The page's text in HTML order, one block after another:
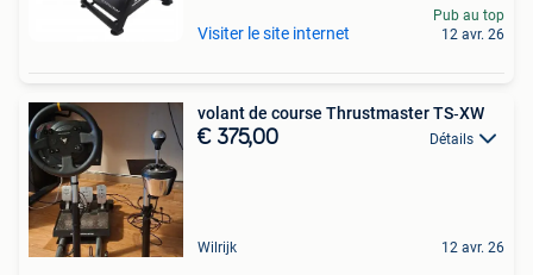
Visiter le site internet
Pub au top
12 avr. 26
volant de course Thrustmaster TS‐XW
€ 375,00 Détails
Wilrijk 12 avr. 26